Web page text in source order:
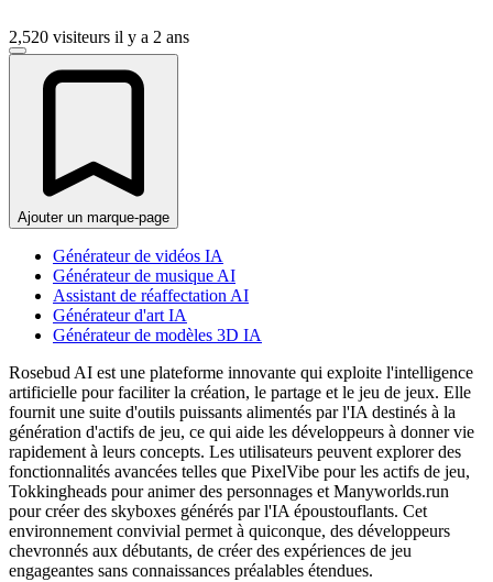
2,520 visiteurs il y a 2 ans
Ajouter un marque-page
Générateur de vidéos IA
Générateur de musique AI
Assistant de réaffectation AI
Générateur d'art IA
Générateur de modèles 3D IA
Rosebud AI est une plateforme innovante qui exploite l'intelligence
artificielle pour faciliter la création, le partage et le jeu de jeux. Elle
fournit une suite d'outils puissants alimentés par l'IA destinés à la
génération d'actifs de jeu, ce qui aide les développeurs à donner vie
rapidement à leurs concepts. Les utilisateurs peuvent explorer des
fonctionnalités avancées telles que PixelVibe pour les actifs de jeu,
Tokkingheads pour animer des personnages et Manyworlds.run
pour créer des skyboxes générés par l'IA époustouflants. Cet
environnement convivial permet à quiconque, des développeurs
chevronnés aux débutants, de créer des expériences de jeu
engageantes sans connaissances préalables étendues.